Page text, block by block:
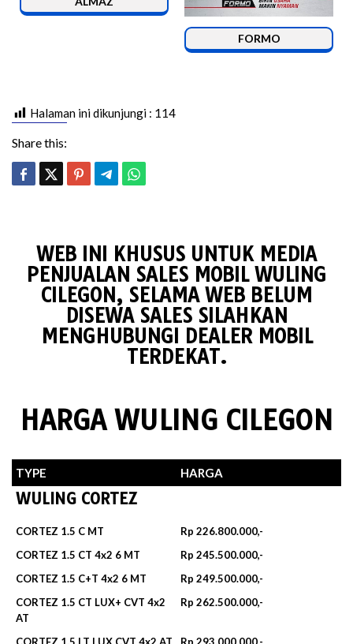
FORMO
Halaman ini dikunjungi : 114
Share this:
WEB INI KHUSUS UNTUK MEDIA
PENJUALAN SALES MOBIL WULING
CILEGON, SELAMA WEB BELUM
DISEWA SALES SILAHKAN
MENGHUBUNGI DEALER MOBIL
TERDEKAT.
HARGA WULING CILEGON
TYPE HARGA
WULING CORTEZ
CORTEZ 1.5 C MT
Rp 226.800.000,-
CORTEZ 1.5 CT 4x2 6 MT
Rp 245.500.000,-
CORTEZ 1.5 C+T 4x2 6 MT
Rp 249.500.000,-
CORTEZ 1.5 CT LUX+ CVT 4x2
AT
Rp 262.500.000,-